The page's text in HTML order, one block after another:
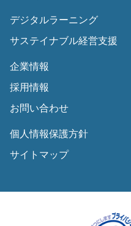
デジタルラーニング
サステイナブル経営支援
企業情報
採用情報
お問い合わせ
個人情報保護方針
サイトマップ